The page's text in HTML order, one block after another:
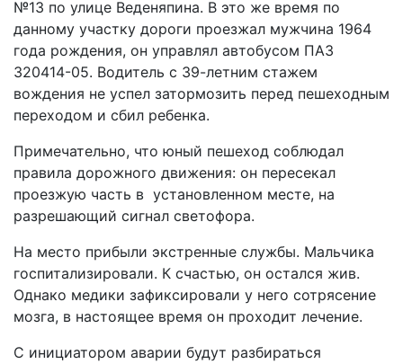
№13 по улице Веденяпина. В это же время по
данному участку дороги проезжал мужчина 1964
года рождения, он управлял автобусом ПАЗ
320414-05. Водитель с 39-летним стажем
вождения не успел затормозить перед пешеходным
переходом и сбил ребенка.
Примечательно, что юный пешеход соблюдал
правила дорожного движения: он пересекал
проезжую часть в установленном месте, на
разрешающий сигнал светофора.
На место прибыли экстренные службы. Мальчика
госпитализировали. К счастью, он остался жив.
Однако медики зафиксировали у него сотрясение
мозга, в настоящее время он проходит лечение.
С инициатором аварии будут разбираться